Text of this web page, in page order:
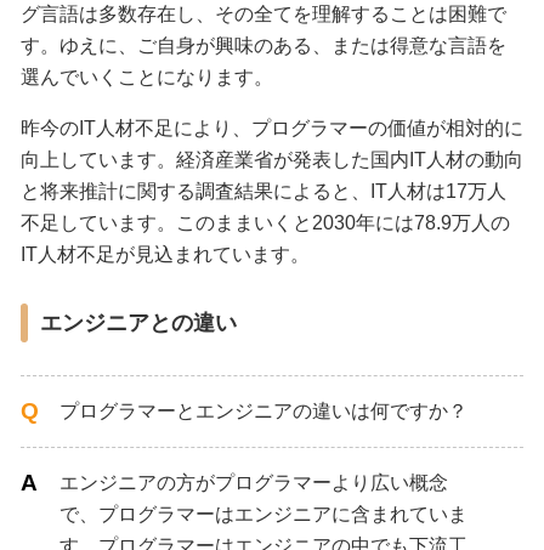
グ言語は多数存在し、その全てを理解することは困難で
す。ゆえに、ご自身が興味のある、または得意な言語を
選んでいくことになります。
昨今のIT人材不足により、プログラマーの価値が相対的に
向上しています。経済産業省が発表した国内IT人材の動向
と将来推計に関する調査結果によると、IT人材は17万人
不足しています。このままいくと2030年には78.9万人の
IT人材不足が見込まれています。
エンジニアとの違い
プログラマーとエンジニアの違いは何ですか？
エンジニアの方がプログラマーより広い概念
で、プログラマーはエンジニアに含まれていま
す。プログラマーはエンジニアの中でも下流工